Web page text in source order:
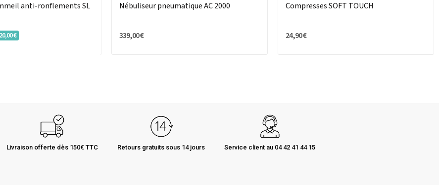
anti-ronflements SL
€
Nébuliseur pneumatique AC 2000
339,00 €
Compresses SOFT TOUCH
24,90 €
Livraison offerte dès 150€ TTC Retours gratuits sous 14 jours Service client au 04 42 41 44 15